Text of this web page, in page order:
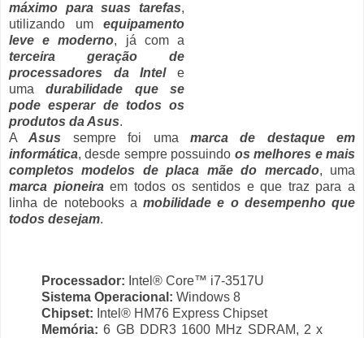
máximo para suas tarefas,
utilizando um equipamento
leve e moderno, já com a
terceira geração de
processadores da Intele
umadurabilidade que se
pode esperar de todos os
produtos da Asus.
AAsus sempre foi uma marca de destaque em
informática, desde sempre possuindo os melhores e mais
completos modelos de placa mãe do mercado, uma
marca pioneiraem todos os sentidos e que traz para a
linha de notebooks a mobilidade e o desempenho que
todos desejam.
Processador: Intel® Core™ i7-3517U
Sistema Operacional: Windows 8
Chipset: Intel® HM76 Express Chipset
Memória: 6 GB DDR3 1600 MHz SDRAM, 2 x